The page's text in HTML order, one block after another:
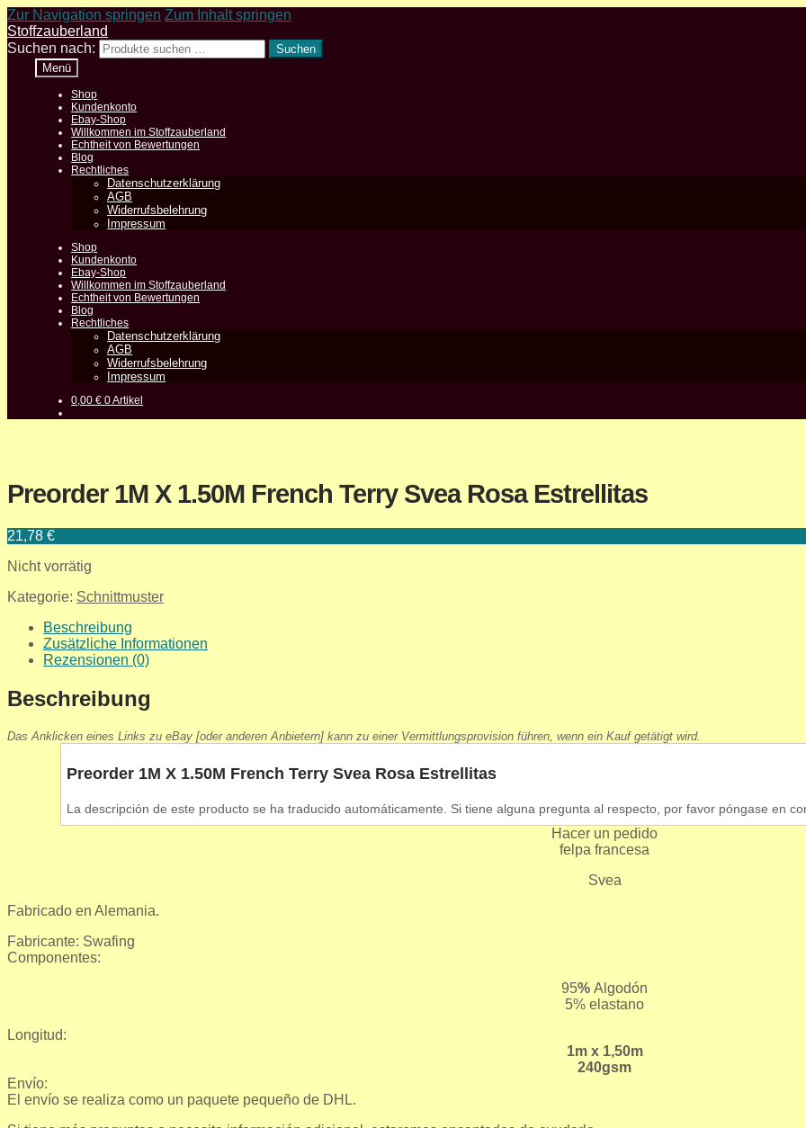
Zur Navigation springen Zum Inhalt springen
Stoffzauberland
Suchen nach:
Suchen
Menü
Shop
Kundenkonto
Ebay-Shop
Willkommen im Stoffzauberland
Echtheit von Bewertungen
Blog
Rechtliches
Datenschutzerklärung
AGB
Widerrufsbelehrung
Impressum
Shop
Kundenkonto
Ebay-Shop
Willkommen im Stoffzauberland
Echtheit von Bewertungen
Blog
Rechtliches
Datenschutzerklärung
AGB
Widerrufsbelehrung
Impressum
0,00€ 0 Artikel
Preorder 1M X 1.50M French Terry Svea Rosa Estrellitas
21,78 €
Nicht vorrätig
Kategorie: Schnittmuster
Beschreibung
Zusätzliche Informationen
Rezensionen (0)
Beschreibung
Das Anklicken eines Links zu eBay [oder anderen Anbietern] kann zu einer Vermittlungsprovision führen, wenn ein Kauf getätigt wird.
Preorder 1M X 1.50M French Terry Svea Rosa Estrellitas
La descripción de este producto se ha traducido automáticamente. Si tiene alguna pregunta al respecto, por favor póngase en
Hacer un pedido
felpa francesa
Svea
Fabricado en Alemania.
Fabricante: Swafing
Componentes:
95% Algodón
5% elastano
Longitud:
1m x 1,50m
240gsm
Envío:
El envío se realiza como un paquete pequeño de DHL.